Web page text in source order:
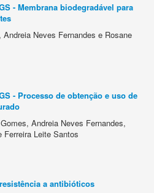
- Membrana biodegradável para
Neves Fernandes e Rosane
- Processo de obtenção e uso de
Andreia Neves Fernandes,
Ferreira Leite Santos
a antibióticos